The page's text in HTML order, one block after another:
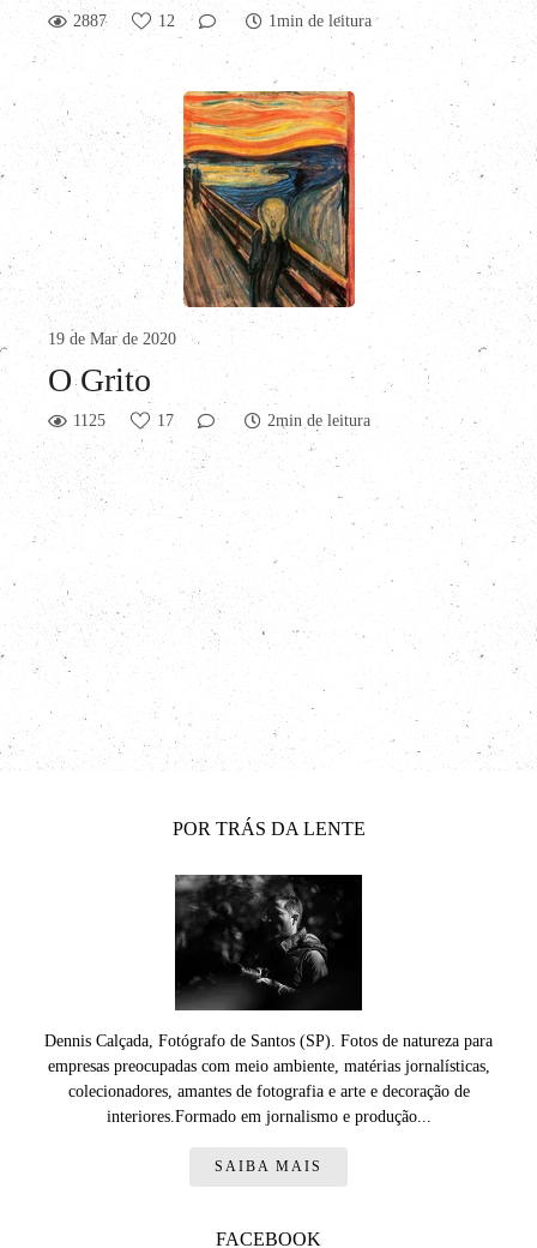
2887 12 1min de leitura
19 de Mar de 2020
O Grito
1125 17 2min de leitura
POR TRÁS DA LENTE
Dennis Calçada, Fotógrafo de Santos (SP). Fotos de natureza para
empresas preocupadas com meio ambiente, matérias jornalísticas,
colecionadores, amantes de fotografia e arte e decoração de
interiores.Formado em jornalismo e produção...
SAIBA MAIS
FACEBOOK